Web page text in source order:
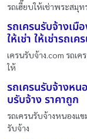
รถเฮี๊ยบให้เช่าพระสมุท
รถเครนรับจ้างเมื
ให้เช่า ให้เช่ารถเ
เครนรับจ้าง.com รถเ
ให้
รถเครนรับจ้างหน
บรับจ้าง ราคาถูก
รถเครนรับจ้างหนองแข
รับจ้าง